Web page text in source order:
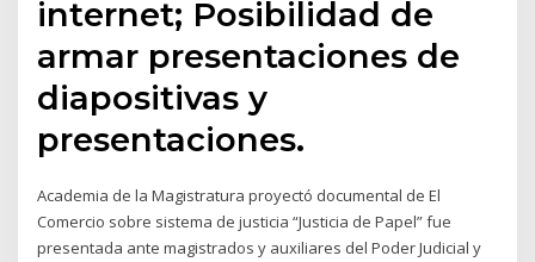
internet; Posibilidad de
armar presentaciones de
diapositivas y
presentaciones.
Academia de la Magistratura proyectó documental de El
Comercio sobre sistema de justicia “Justicia de Papel” fue
presentada ante magistrados y auxiliares del Poder Judicial y